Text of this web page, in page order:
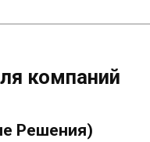
компаний
Решения)